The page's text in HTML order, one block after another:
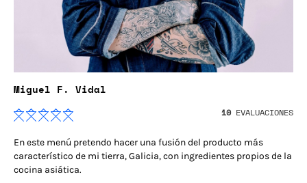
Miguel F. Vidal
10EVALUACIONES
En este menú pretendo hacer una fusión del producto más
característico de mi tierra, Galicia, con ingredientes propios de la
cocina asiática.